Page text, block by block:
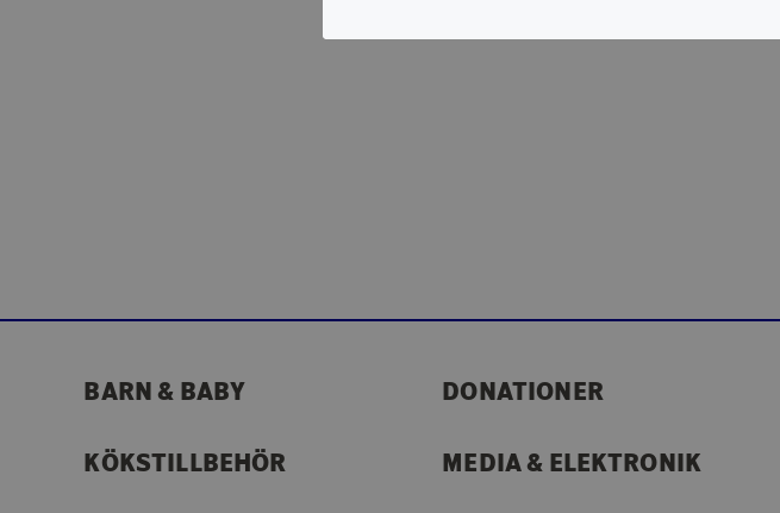
BARN & BABY DONATIONER
KÖKSTILLBEHÖR MEDIA & ELEKTRONIK